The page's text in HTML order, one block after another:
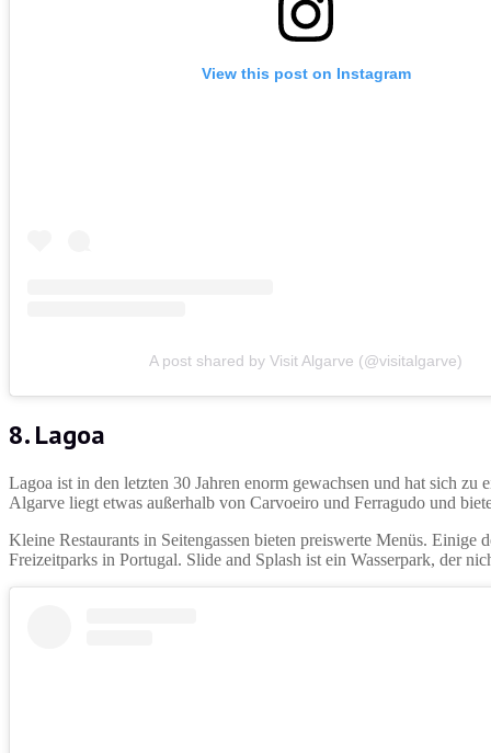
View this post on Instagram
A post shared by Visit Algarve (@visitalgarve)
8. Lagoa
Lagoa ist in den letzten 30 Jahren enorm gewachsen und hat sich
Algarve liegt etwas außerhalb von Carvoeiro und Ferragudo und
Kleine Restaurants in Seitengassen bieten preiswerte Menüs. Einige
Freizeitparks in Portugal. Slide and Splash ist ein Wasserpark, der